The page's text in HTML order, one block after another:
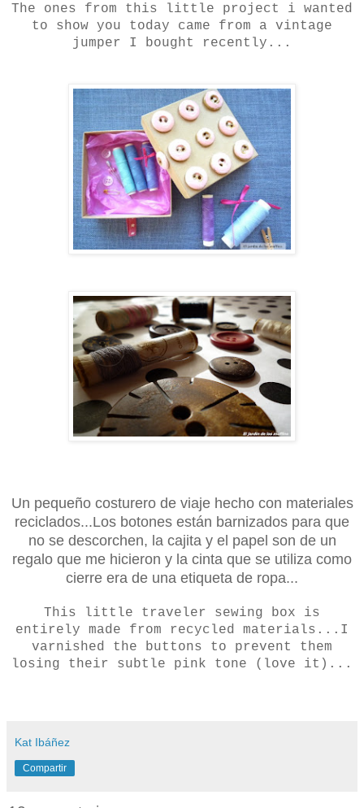
The ones from this little project i wanted
to show you today came from a vintage
jumper I bought recently...
Un pequeño costurero de viaje hecho con materiales
reciclados...Los botones están barnizados para que
no se descorchen, la cajita y el papel son de un
regalo que me hicieron y la cinta que se utiliza como
cierre era de una etiqueta de ropa...
This little traveler sewing box is
entirely made from recycled materials...I
varnished the buttons to prevent them
losing their subtle pink tone (love it)...
Kat Ibáñez
Compartir